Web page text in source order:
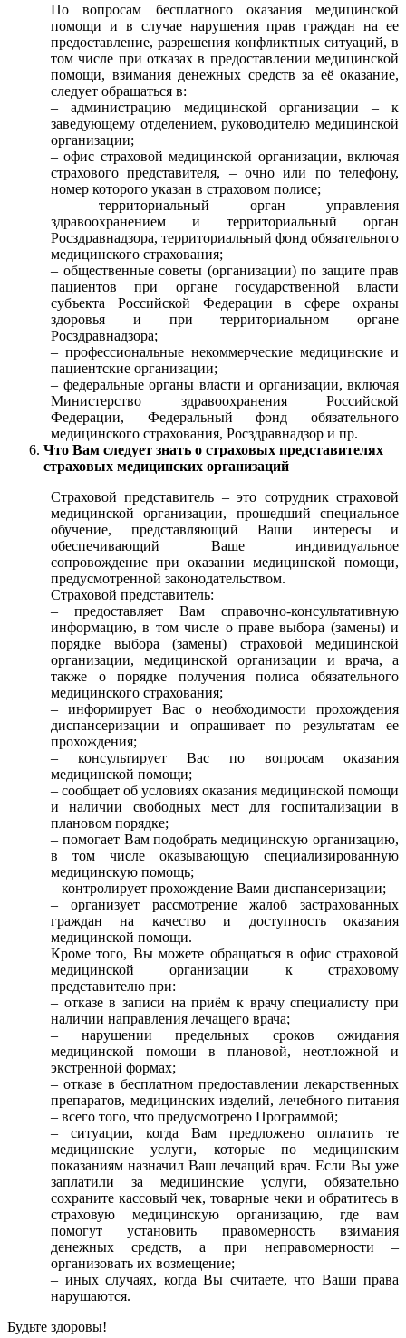
По вопросам бесплатного оказания медицинской
помощи и в случае нарушения прав граждан на ее
предоставление, разрешения конфликтных ситуаций, в
том числе при отказах в предоставлении медицинской
помощи, взимания денежных средств за её оказание,
следует обращаться в:
– администрацию медицинской организации – к
заведующему отделением, руководителю медицинской
организации;
– офис страховой медицинской организации, включая
страхового представителя, – очно или по телефону,
номер которого указан в страховом полисе;
– территориальный орган управления
здравоохранением и территориальный орган
Росздравнадзора, территориальный фонд обязательного
медицинского страхования;
– общественные советы (организации) по защите прав
пациентов при органе государственной власти
субъекта Российской Федерации в сфере охраны
здоровья и при территориальном органе
Росздравнадзора;
– профессиональные некоммерческие медицинские и
пациентские организации;
– федеральные органы власти и организации, включая
Министерство здравоохранения Российской
Федерации, Федеральный фонд обязательного
медицинского страхования, Росздравнадзор и пр.
Что Вам следует знать о страховых представителях
страховых медицинских организаций
Страховой представитель – это сотрудник страховой
медицинской организации, прошедший специальное
обучение, представляющий Ваши интересы и
обеспечивающий Ваше индивидуальное
сопровождение при оказании медицинской помощи,
предусмотренной законодательством.
Страховой представитель:
– предоставляет Вам справочно-консультативную
информацию, в том числе о праве выбора (замены) и
порядке выбора (замены) страховой медицинской
организации, медицинской организации и врача, а
также о порядке получения полиса обязательного
медицинского страхования;
– информирует Вас о необходимости прохождения
диспансеризации и опрашивает по результатам ее
прохождения;
– консультирует Вас по вопросам оказания
медицинской помощи;
– сообщает об условиях оказания медицинской помощи
и наличии свободных мест для госпитализации в
плановом порядке;
– помогает Вам подобрать медицинскую организацию,
в том числе оказывающую специализированную
медицинскую помощь;
– контролирует прохождение Вами диспансеризации;
– организует рассмотрение жалоб застрахованных
граждан на качество и доступность оказания
медицинской помощи.
Кроме того, Вы можете обращаться в офис страховой
медицинской организации к страховому
представителю при:
– отказе в записи на приём к врачу специалисту при
наличии направления лечащего врача;
– нарушении предельных сроков ожидания
медицинской помощи в плановой, неотложной и
экстренной формах;
– отказе в бесплатном предоставлении лекарственных
препаратов, медицинских изделий, лечебного питания
– всего того, что предусмотрено Программой;
– ситуации, когда Вам предложено оплатить те
медицинские услуги, которые по медицинским
показаниям назначил Ваш лечащий врач. Если Вы уже
заплатили за медицинские услуги, обязательно
сохраните кассовый чек, товарные чеки и обратитесь в
страховую медицинскую организацию, где вам
помогут установить правомерность взимания
денежных средств, а при неправомерности –
организовать их возмещение;
– иных случаях, когда Вы считаете, что Ваши права
нарушаются.
Будьте здоровы!